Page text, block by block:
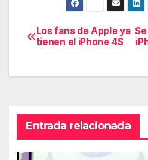
Navegación
Los fans de Apple ya
tienen el iPhone 4S
Entrada relacionada